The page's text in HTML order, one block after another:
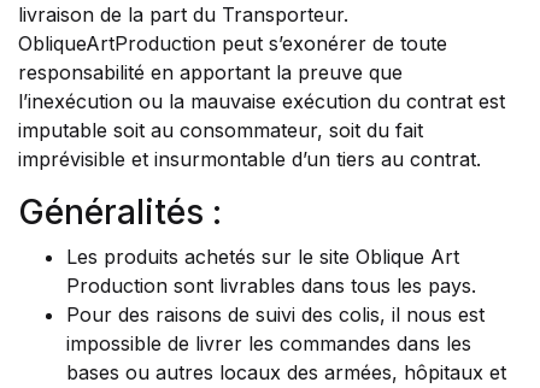
livraison de la part du Transporteur.
ObliqueArtProduction peut s’exonérer de toute
responsabilité en apportant la preuve que
l’inexécution ou la mauvaise exécution du contrat est
imputable soit au consommateur, soit du fait
imprévisible et insurmontable d’un tiers au contrat.
Généralités :
Les produits achetés sur le site Oblique Art
Production sont livrables dans tous les pays.
Pour des raisons de suivi des colis, il nous est
impossible de livrer les commandes dans les
bases ou autres locaux des armées, hôpitaux et